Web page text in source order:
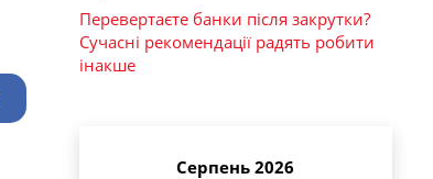
Перевертаєте банки після закрутки?
Сучасні рекомендації радять робити
інакше
Серпень 2026